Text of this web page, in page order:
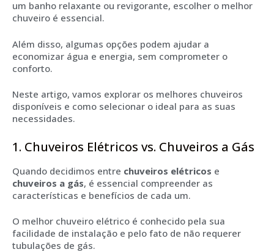
um banho relaxante ou revigorante, escolher o melhor
chuveiro é essencial.
Além disso, algumas opções podem ajudar a
economizar água e energia, sem comprometer o
conforto.
Neste artigo, vamos explorar os melhores chuveiros
disponíveis e como selecionar o ideal para as suas
necessidades.
1. Chuveiros Elétricos vs. Chuveiros a Gás
Quando decidimos entre chuveiros elétricos e
chuveiros a gás, é essencial compreender as
características e benefícios de cada um.
O melhor chuveiro elétrico é conhecido pela sua
facilidade de instalação e pelo fato de não requerer
tubulações de gás.